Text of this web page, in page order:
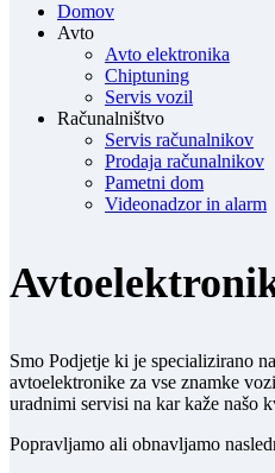
Domov
Avto
Avto elektronika
Chiptuning
Servis vozil
Računalništvo
Servis računalnikov
Prodaja računalnikov
Pametni dom
Videonadzor in alarm
Smo Podjetje ki je specializirano
avtoelektronike za vse znamke
uradnimi servisi na kar kaže našo
Popravljamo ali obnavljamo